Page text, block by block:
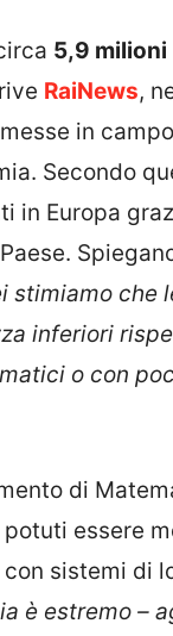
5,9 milioni
RaiNews,
in
Secondo
in Europa
stimiamo che
inferiori
o con
di
essere
sistemi di
è estremo –